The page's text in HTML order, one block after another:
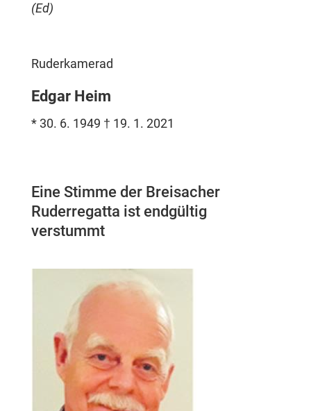
(Ed)
Ruderkamerad
Edgar Heim
* 30. 6. 1949 † 19. 1. 2021
Eine Stimme der Breisacher
Ruderregatta ist endgültig
verstummt